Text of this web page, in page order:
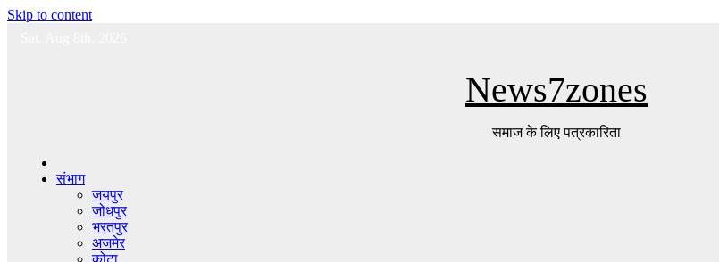
Skip to content
News7zones
समाज के लिए पत्रकारिता
संभाग
जयपुर
जोधपुर
भरतपुर
अजमेर
कोटा